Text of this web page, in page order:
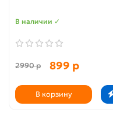
В наличии ✓
2990 р 899 р
В корзину